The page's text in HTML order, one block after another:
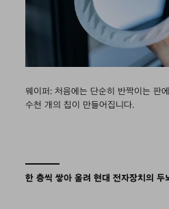
웨이퍼: 처음에는 단순히 반짝이는 판
수천 개의 칩이 만들어집니다.
한 층씩 쌓아 올려 현대 전자장치의 두